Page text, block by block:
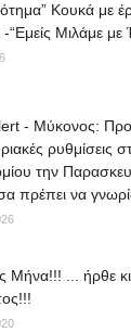
Κουκά με
“Εμείς Μιλάμε με
- Μύκονος:
ρυθμίσεις
την
πρέπει να
Μήνα!!! ... ήρθε